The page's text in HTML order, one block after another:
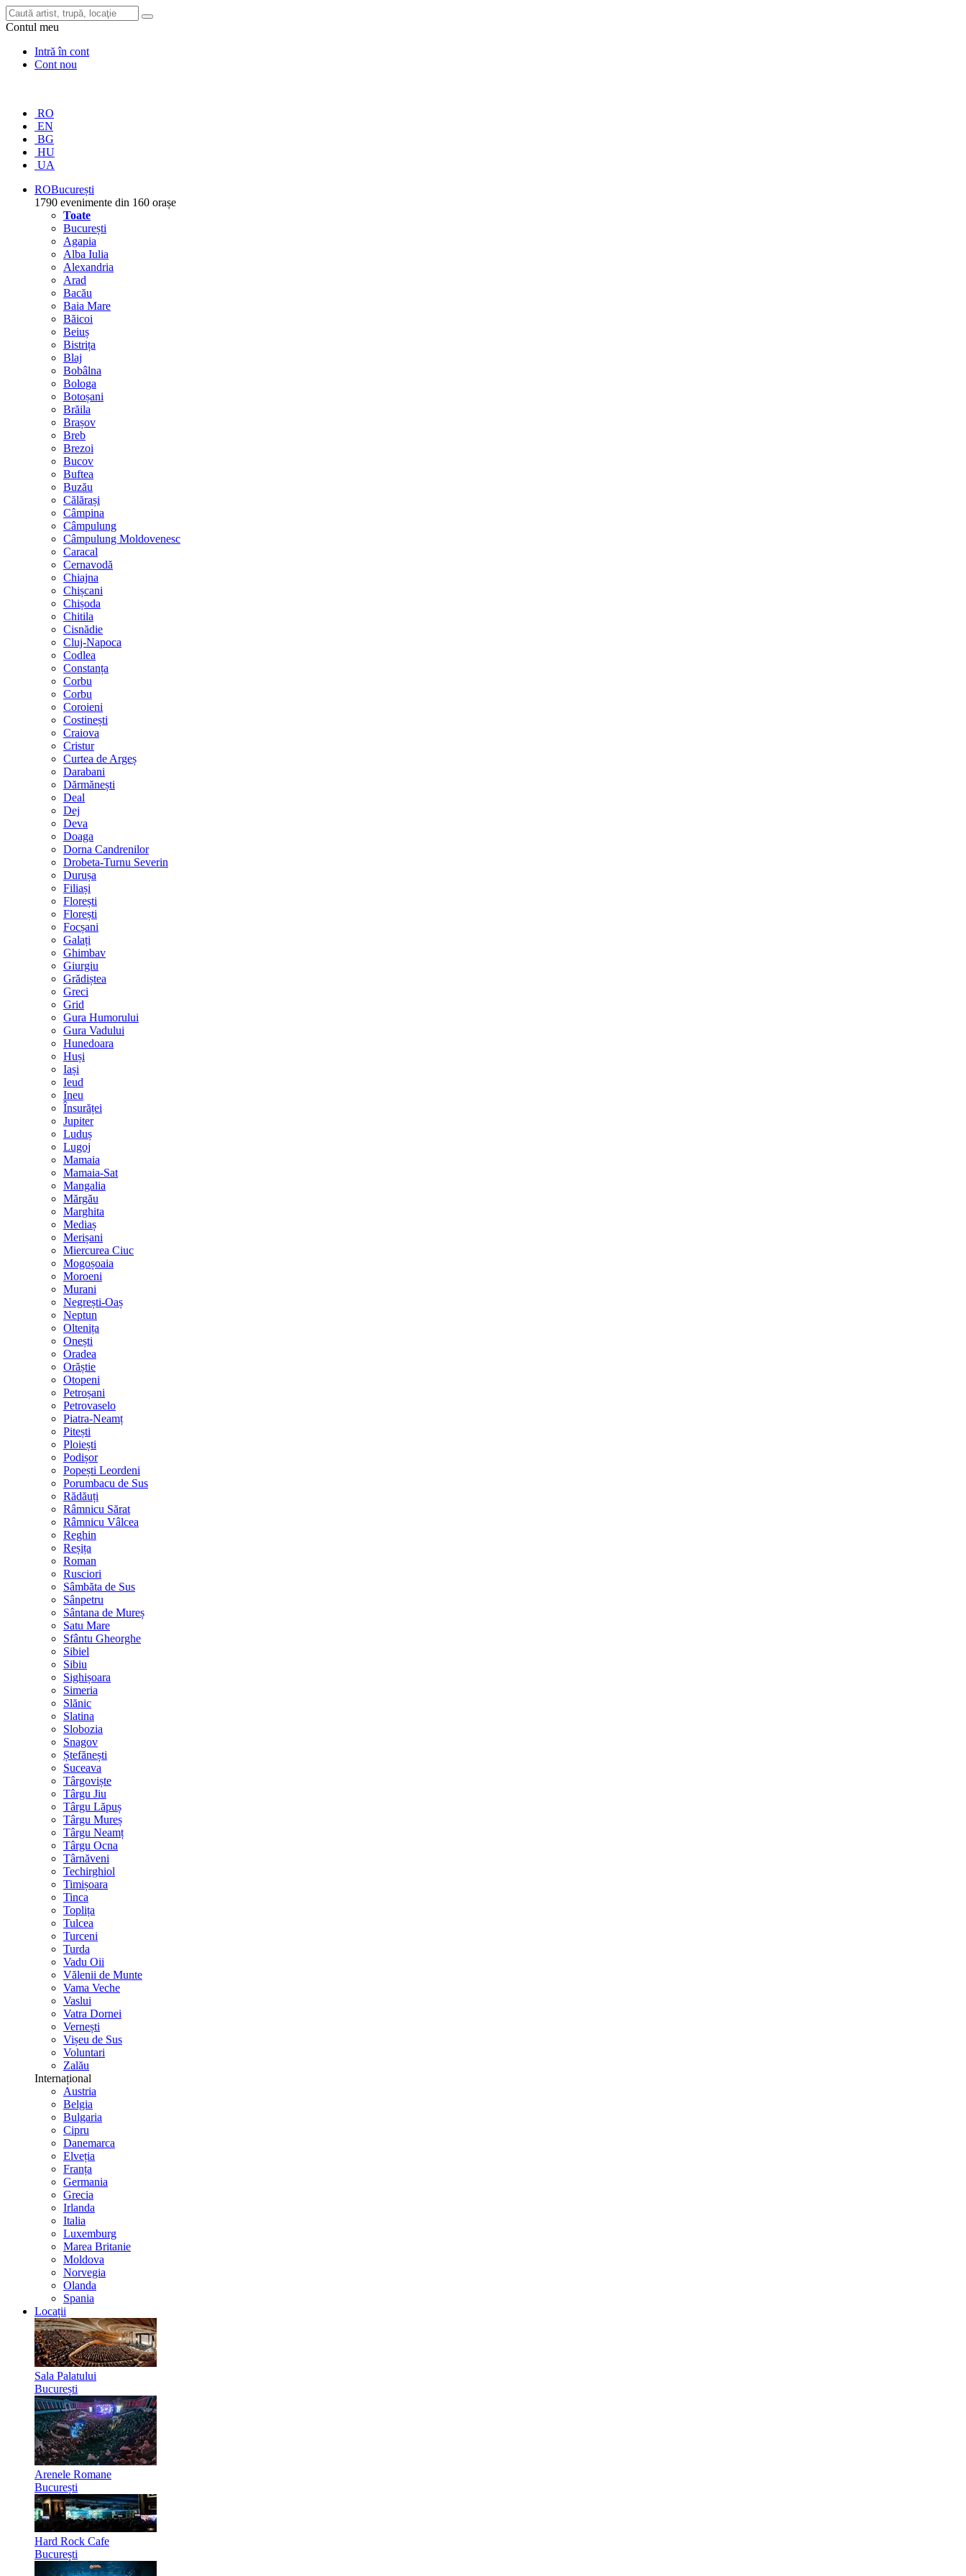
Contul meu
Intră în cont
Cont nou
RO
EN
BG
HU
UA
ROBucurești
1790 evenimente din 160 orașe
Toate
București
Agapia
Alba Iulia
Alexandria
Arad
Bacău
Baia Mare
Băicoi
Beiuș
Bistrița
Blaj
Bobâlna
Bologa
Botoșani
Brăila
Brașov
Breb
Brezoi
Bucov
Buftea
Buzău
Călărași
Câmpina
Câmpulung
Câmpulung Moldovenesc
Caracal
Cernavodă
Chiajna
Chișcani
Chișoda
Chitila
Cisnădie
Cluj-Napoca
Codlea
Constanța
Corbu
Corbu
Coroieni
Costinești
Craiova
Cristur
Curtea de Argeș
Darabani
Dărmănești
Deal
Dej
Deva
Doaga
Dorna Candrenilor
Drobeta-Turnu Severin
Durușa
Filiași
Florești
Florești
Focșani
Galați
Ghimbav
Giurgiu
Grădiștea
Greci
Grid
Gura Humorului
Gura Vadului
Hunedoara
Huși
Iași
Ieud
Ineu
Însurăței
Jupiter
Luduș
Lugoj
Mamaia
Mamaia-Sat
Mangalia
Mărgău
Marghita
Mediaș
Merișani
Miercurea Ciuc
Mogoșoaia
Moroeni
Murani
Negrești-Oaș
Neptun
Oltenița
Onești
Oradea
Orăștie
Otopeni
Petroșani
Petrovaselo
Piatra-Neamț
Pitești
Ploiești
Podișor
Popești Leordeni
Porumbacu de Sus
Rădăuți
Râmnicu Sărat
Râmnicu Vâlcea
Reghin
Reșița
Roman
Rusciori
Sâmbăta de Sus
Sânpetru
Sântana de Mureș
Satu Mare
Sfântu Gheorghe
Sibiel
Sibiu
Sighișoara
Simeria
Slănic
Slatina
Slobozia
Snagov
Ștefănești
Suceava
Târgoviște
Târgu Jiu
Târgu Lăpuș
Târgu Mureș
Târgu Neamț
Târgu Ocna
Târnăveni
Techirghiol
Timișoara
Tinca
Toplița
Tulcea
Turceni
Turda
Vadu Oii
Vălenii de Munte
Vama Veche
Vaslui
Vatra Dornei
Vernești
Vișeu de Sus
Voluntari
Zalău
Internațional
Austria
Belgia
Bulgaria
Cipru
Danemarca
Elveția
Franța
Germania
Grecia
Irlanda
Italia
Luxemburg
Marea Britanie
Moldova
Norvegia
Olanda
Spania
Locații
Sala Palatului
București
Arenele Romane
București
Hard Rock Cafe
București